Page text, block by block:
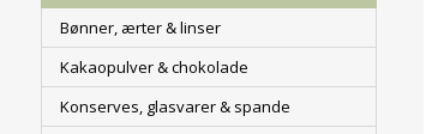
Bønner, ærter & linser
Kakaopulver & chokolade
Konserves, glasvarer & spande